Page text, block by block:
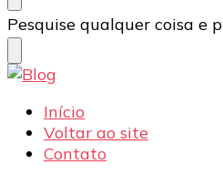
Blog
Dexpo – Displays e
Procurando
algo?
Pesquise qualquer coisa e
Blog
Dexpo – Displays e
Início
Voltar ao site
Contato